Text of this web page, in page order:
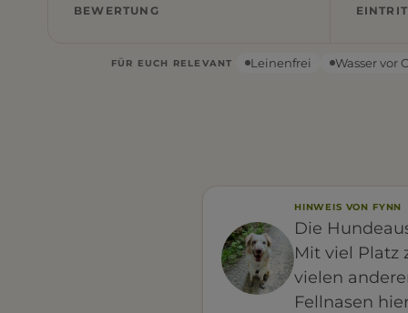
BEWERTUNG
FÜR EUCH RELEVANT Leinenfrei Wasser vor
HINWEIS VON FYNN
Die
Mit viel Platz
vielen
Fellnasen